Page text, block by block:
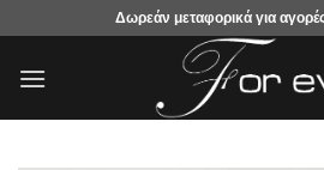
περιεχόμενο
Δωρεάν μεταφορικά για